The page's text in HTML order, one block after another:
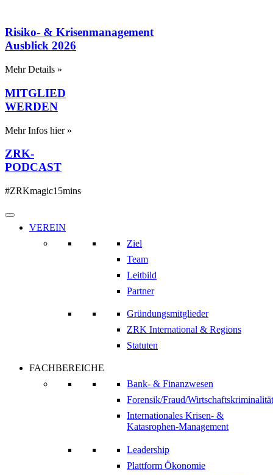
Risiko- & Krisenmanagement
Ausblick 2026
Mehr Details »
MITGLIED
WERDEN
Mehr Infos hier »
ZRK-
PODCAST
#ZRKmagic15mins
VEREIN
Ziel
Team
Leitbild
Partner
Gründungsmitglieder
ZRK International & Regions
Statuten
FACHBEREICHE
Bank- & Finanzwesen
Forensik/Fraud/Wirtschaftskriminalität
Internationales Krisen- &
Katasrophen-Management
Leadership
Plattform Ökonomie